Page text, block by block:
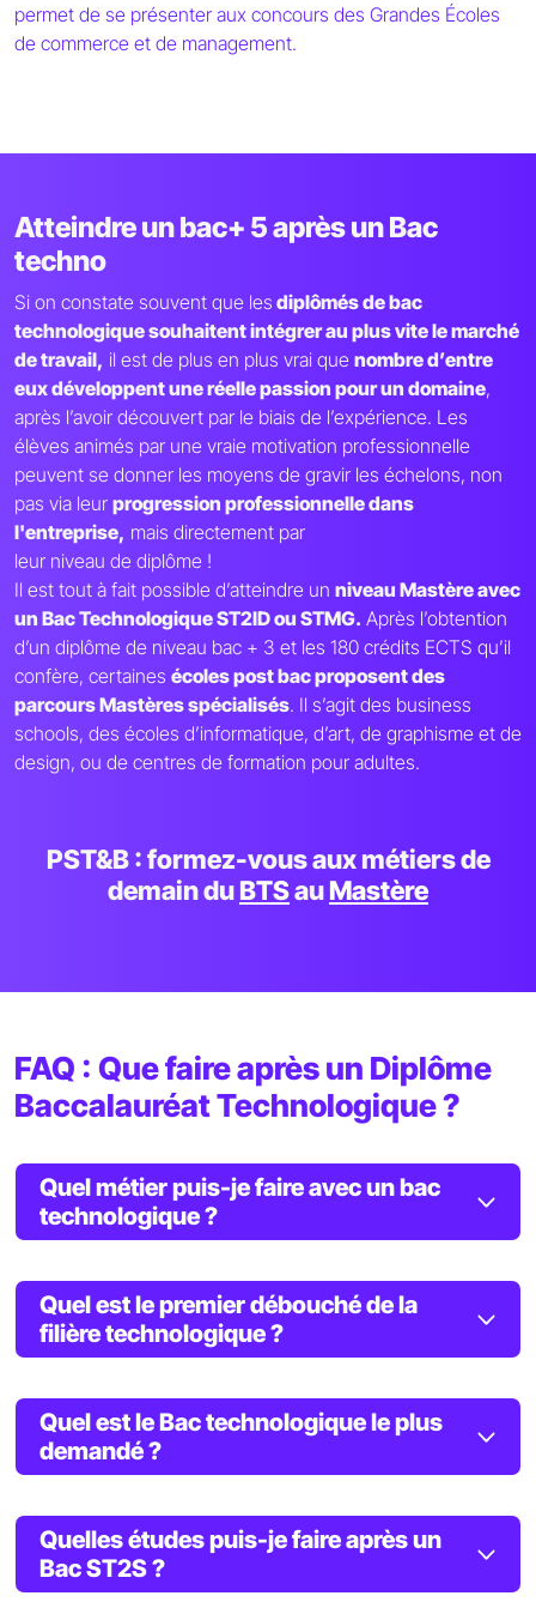
permet de se présenter aux concours des Grandes Écoles
de commerce et de management.
Atteindre un bac+ 5 après un Bac
techno
Si on constate souvent que les diplômés de bac
technologique souhaitent intégrer au plus vite le marché
de travail, il est de plus en plus vrai que nombre d’entre
eux développent une réelle passion pour un domaine,
après l’avoir découvert par le biais de l’expérience. Les
élèves animés par une vraie motivation professionnelle
peuvent se donner les moyens de gravir les échelons, non
pas via leur progression professionnelle dans
l'entreprise, mais directement par
leur niveau de diplôme !
Il est tout à fait possible d’atteindre un niveau Mastère avec
un Bac Technologique ST2ID ou STMG. Après l’obtention
d’un diplôme de niveau bac + 3 et les 180 crédits ECTS qu’il
confère, certaines écoles post bac proposent des
parcours Mastères spécialisés. Il s’agit des business
schools, des écoles d’informatique, d’art, de graphisme et de
design, ou de centres de formation pour adultes.
PST&B : formez-vous aux métiers de
demain duBTSauMastère
FAQ : Que faire après un Diplôme
Baccalauréat Technologique ?
Quel métier puis-je faire avec un bac
technologique ?
Quel est le premier débouché de la
filière technologique ?
Quel est le Bac technologique le plus
demandé ?
Quelles études puis-je faire après un
Bac ST2S ?